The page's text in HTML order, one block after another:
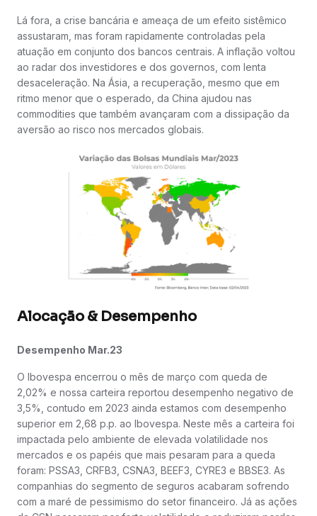
Lá fora, a crise bancária e ameaça de um efeito sistêmico
assustaram, mas foram rapidamente controladas pela
atuação em conjunto dos bancos centrais. A inflação voltou
ao radar dos investidores e dos governos, com lenta
desaceleração. Na Ásia, a recuperação, mesmo que em
ritmo menor que o esperado, da China ajudou nas
commodities que também avançaram com a dissipação da
aversão ao risco nos mercados globais.
Alocação & Desempenho
Desempenho Mar.23
O Ibovespa encerrou o mês de março com queda de
2,02% e nossa carteira reportou desempenho negativo de
3,5%, contudo em 2023 ainda estamos com desempenho
superior em 2,68 p.p. ao Ibovespa. Neste mês a carteira foi
impactada pelo ambiente de elevada volatilidade nos
mercados e os papéis que mais pesaram para a queda
foram: PSSA3, CRFB3, CSNA3, BEEF3, CYRE3 e BBSE3. As
companhias do segmento de seguros acabaram sofrendo
com a maré de pessimismo do setor financeiro. Já as ações